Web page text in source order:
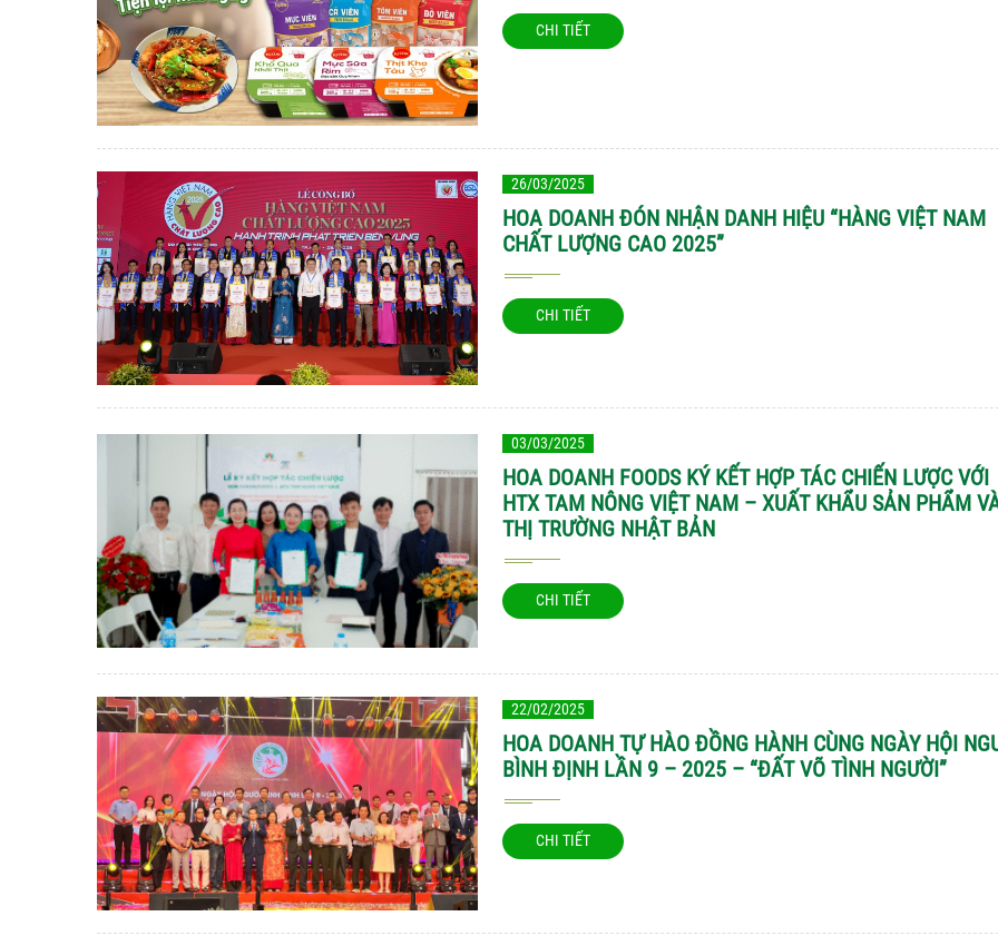
CHI TIẾT
26/03/2025
HOA DOANH ĐÓN NHẬN DANH HIỆU “HÀNG VIỆT NAM
CHẤT LƯỢNG CAO 2025”
CHI TIẾT
03/03/2025
HOA DOANH FOODS KÝ KẾT HỢP TÁC CHIẾN LƯỢC VỚI
HTX TAM NÔNG VIỆT NAM – XUẤT KHẨU SẢN PHẨM
THỊ TRƯỜNG NHẬT BẢN
CHI TIẾT
22/02/2025
HOA DOANH TỰ HÀO ĐỒNG HÀNH CÙNG NGÀY HỘI
BÌNH ĐỊNH LẦN 9 – 2025 – “ĐẤT VÕ TÌNH NGƯỜI”
CHI TIẾT